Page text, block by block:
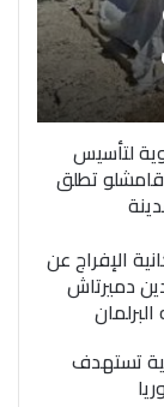
لتأسيس
تطلق
الإفراج عن
دميرتاش
تستهدف